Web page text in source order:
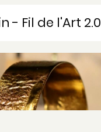
- Fil de l'Art 2.0